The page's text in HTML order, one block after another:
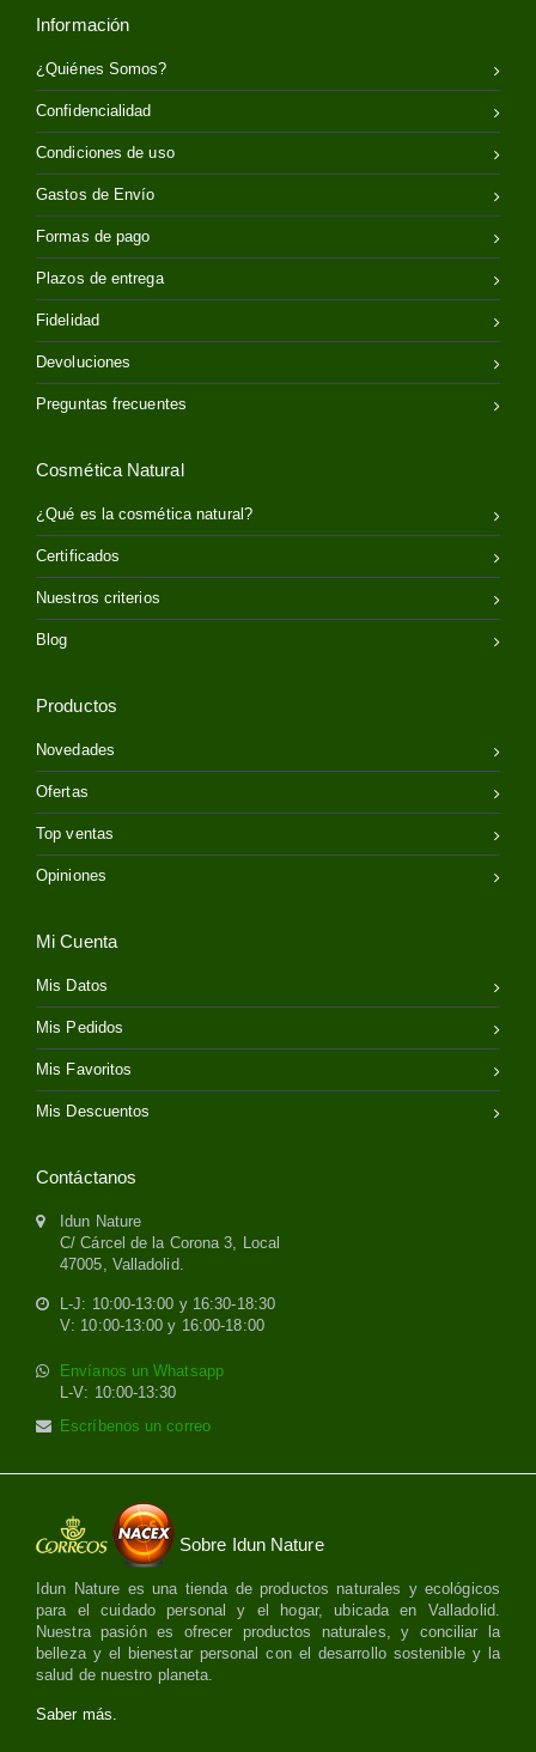
Información
¿Quiénes Somos?
Confidencialidad
Condiciones de uso
Gastos de Envío
Formas de pago
Plazos de entrega
Fidelidad
Devoluciones
Preguntas frecuentes
Cosmética Natural
¿Qué es la cosmética natural?
Certificados
Nuestros criterios
Blog
Productos
Novedades
Ofertas
Top ventas
Opiniones
Mi Cuenta
Mis Datos
Mis Pedidos
Mis Favoritos
Mis Descuentos
Contáctanos
Idun Nature
C/ Cárcel de la Corona 3, Local
47005, Valladolid.
L-J: 10:00-13:00 y 16:30-18:30
V: 10:00-13:00 y 16:00-18:00
Envíanos un Whatsapp
L-V: 10:00-13:30
Escríbenos un correo
Sobre Idun Nature
Idun Nature es una tienda de productos naturales y ecológicos
para el cuidado personal y el hogar, ubicada en Valladolid.
Nuestra pasión es ofrecer productos naturales, y conciliar la
belleza y el bienestar personal con el desarrollo sostenible y la
salud de nuestro planeta.
Saber más.